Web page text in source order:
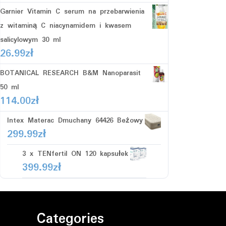
Garnier Vitamin C serum na przebarwienia
z witaminą C niacynamidem i kwasem
salicylowym 30 ml
26.99zł
BOTANICAL RESEARCH B&M Nanoparasit
50 ml
114.00zł
Intex Materac Dmuchany 64426 Beżowy
299.99zł
3 x TENfertil ON 120 kapsułek
399.99zł
Categories